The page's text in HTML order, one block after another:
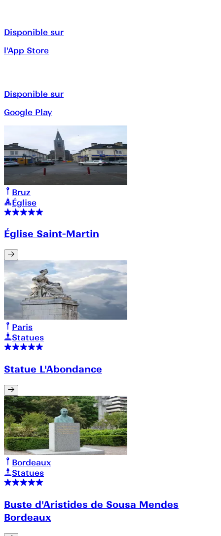
Disponible sur
l'App Store
Disponible sur
Google Play
Bruz
Église
Église Saint-Martin
Paris
Statues
Statue L'Abondance
Bordeaux
Statues
Buste d'Aristides de Sousa Mendes
Bordeaux